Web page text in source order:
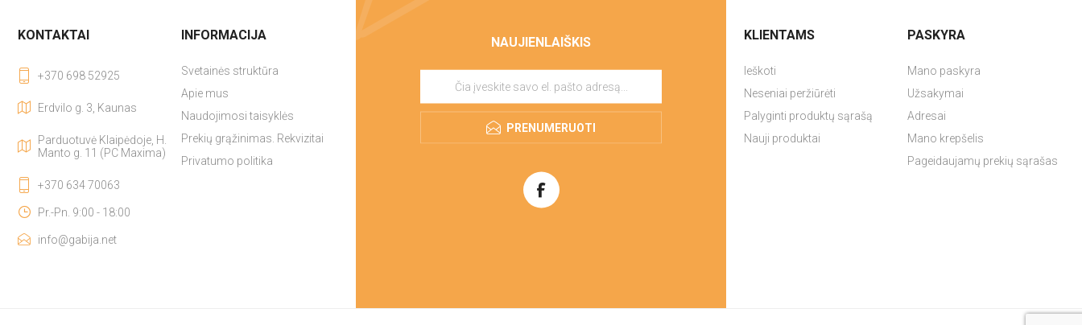
NAUJIENLAIŠKIS
PRENUMERUOTI
KONTAKTAI
+370 698 52925
Erdvilo g. 3, Kaunas
Parduotuvė Klaipėdoje, H.
Manto g. 11 (PC Maxima)
+370 634 70063
Pr.-Pn. 9:00 - 18:00
info@gabija.net
INFORMACIJA
Svetainės struktūra
Apie mus
Naudojimosi taisyklės
Prekių grąžinimas. Rekvizitai
Privatumo politika
KLIENTAMS
Ieškoti
Neseniai peržiūrėti
Palyginti produktų sąrašą
Nauji produktai
PASKYRA
Mano paskyra
Užsakymai
Adresai
Mano krepšelis
Pageidaujamų prekių sąrašas